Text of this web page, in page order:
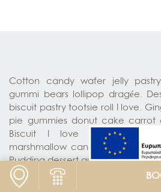
Cotton candy wafer jelly
gummi bears lollipop dragée.
biscuit pastry tootsie roll I love.
pie gummies donut cake carrot
Biscuit I love marzipan
marshmallow candy. Tootsie roll
Pudding dessert gummies I love